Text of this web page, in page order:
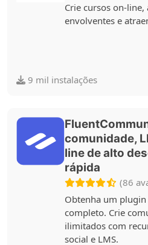
Crie cursos on-
envolventes e
9 mil instalações
comunidade,
line de alto
rápida
(86
Obtenha um
completo. Crie
ilimitados com
social e LMS.